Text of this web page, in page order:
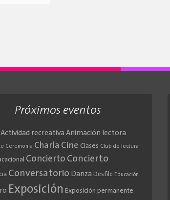
Próximos eventos
Actividad recreativa Animación lectora
Ceremonia Charla Cine Clases Club de lectura
Concierto Concierto
Conversatorio Danza Desfile Educación
Exposición Exposición permanente